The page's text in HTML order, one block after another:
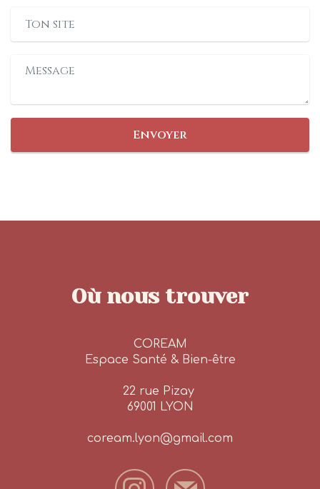
Envoyer
Où nous trouver
COREAM
Espace Santé & Bien-être
22 rue Pizay
69001 LYON
coream.lyon@gmail.com